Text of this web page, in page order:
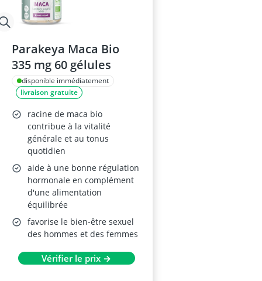
Parakeya Maca Bio
335 mg 60 gélules
disponible immédiatement
livraison gratuite
racine de maca bio
contribue à la vitalité
générale et au tonus
quotidien
aide à une bonne régulation
hormonale en complément
d'une alimentation
équilibrée
favorise le bien-être sexuel
des hommes et des femmes
Vérifier le prix →